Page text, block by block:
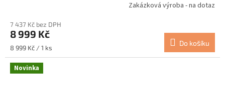
Zakázková výroba - na dotaz
7 437 Kč bez DPH
8 999 Kč
Měrná
cena:
8 999 Kč / 1 ks
Do košíku
Novinka